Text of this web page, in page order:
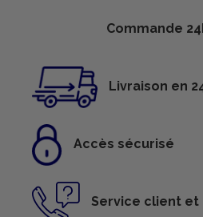
Commande
Livraison en
Accès sécurisé
Service client et